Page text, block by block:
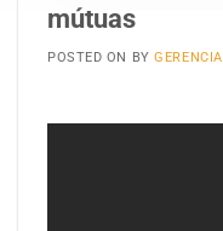
mútuas
POSTED ON BY